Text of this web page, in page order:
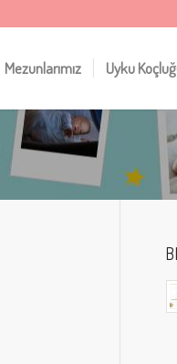
Mezunlarımız Uyku